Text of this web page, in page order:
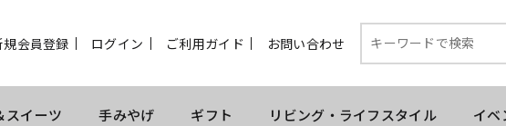
規会員登録 ログイン ご利用ガイド お問い合わせ
スイーツ 手みやげ ギフト リビング・ライフスタイル イベ